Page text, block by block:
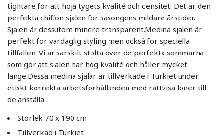
tightare för att höja tygets kvalité och densitet. Det är den
perfekta chiffon sjalen för säsongens mildare årstider.
Sjalen är dessutom mindre transparent.Medina sjalen är
perfekt för vardaglig styling men också för speciella
tillfällen. Vi är särskilt stolta över de perfekta sömmarna
som gör att sjalen har hög kvalité och håller mycket
länge.Dessa medina sjalar är tillverkade i Turkiet under
etiskt korrekta arbetsförhållanden med rättvisa löner till
de anställa.
Storlek 70 x 190 cm
Tillverkad i Turkiet